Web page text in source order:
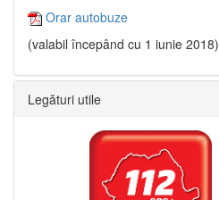
Orar autobuze
(valabil începând cu 1 iunie 2018)
Legături utile